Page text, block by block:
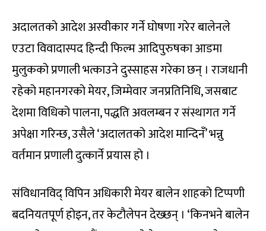
अदालतको आदेश अस्वीकार गर्ने घोषणा गरेर बालेनले
एउटा विवादास्पद हिन्दी फिल्म आदिपुरुषका आडमा
मुलुकको प्रणाली भत्काउने दुस्साहस गरेका छन् । राजधानी
रहेको महानगरको मेयर, जिम्मेवार जनप्रतिनिधि, जसबाट
देशमा विधिको पालना, पद्धति अवलम्बन र संस्थागत गर्ने
अपेक्षा गरिन्छ, उसैले ‘अदालतको आदेश मान्दिनँ’ भन्नु
वर्तमान प्रणाली दुत्कार्ने प्रयास हो ।
संविधानविद् विपिन अधिकारी मेयर बालेन शाहको टिप्पणी
बदनियतपूर्ण होइन, तर केटौलेपन देख्छन् । ‘किनभने बालेन